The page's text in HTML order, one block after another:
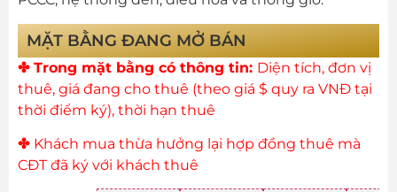
MẶT BẰNG ĐANG MỞ BÁN
✤ Trong mặt bằng có thông tin: Diện tích, đơn vị
thuê, giá đang cho thuê (theo giá $ quy ra VNĐ tại
thời điểm ký), thời hạn thuê
✤ Khách mua thừa hưởng lại hợp đồng thuê mà
CĐT đã ký với khách thuê